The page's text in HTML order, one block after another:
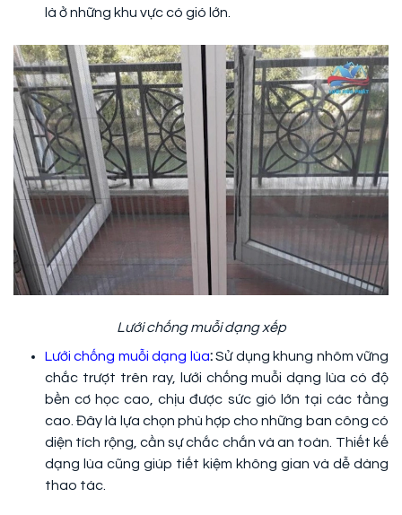
là ở những khu vực có gió lớn.
Lưới chống muỗi dạng xếp
Lưới chống muỗi dạng lùa:Sử dụng khung nhôm vững
chắc trượt trên ray, lưới chống muỗi dạng lùa có độ
bền cơ học cao, chịu được sức gió lớn tại các tầng
cao. Đây là lựa chọn phù hợp cho những ban công có
diện tích rộng, cần sự chắc chắn và an toàn. Thiết kế
dạng lùa cũng giúp tiết kiệm không gian và dễ dàng
thao tác.